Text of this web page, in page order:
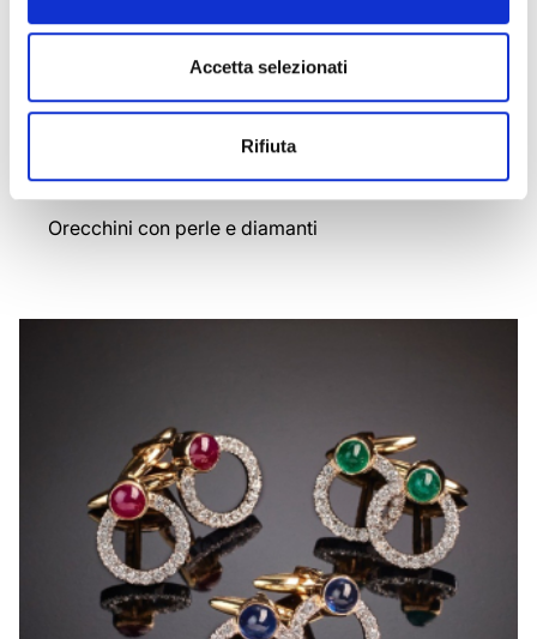
Accetta selezionati
Rifiuta
ANITA
Orecchini con perle e diamanti